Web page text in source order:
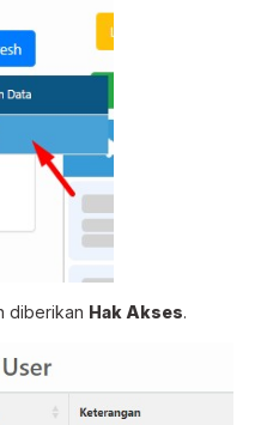
diberikan Hak Akses.